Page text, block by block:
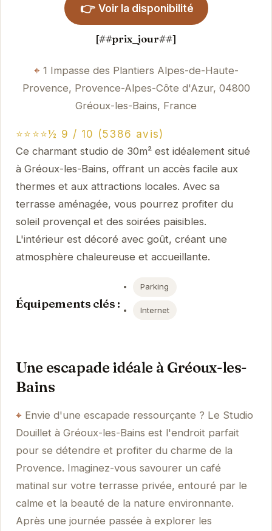
👉 Voir la disponibilité
[##prix_jour##]
1 Impasse des Plantiers Alpes-de-Haute-
Provence, Provence-Alpes-Côte d'Azur, 04800
Gréoux-les-Bains, France
⭐⭐⭐⭐½ 9 / 10 (5386 avis)
Ce charmant studio de 30m² est idéalement situé
à Gréoux-les-Bains, offrant un accès facile aux
thermes et aux attractions locales. Avec sa
terrasse aménagée, vous pourrez profiter du
soleil provençal et des soirées paisibles.
L'intérieur est décoré avec goût, créant une
atmosphère chaleureuse et accueillante.
Équipements clés :
Parking
Internet
Une escapade idéale à Gréoux-les-
Bains
Envie d'une escapade ressourçante ? Le Studio
Douillet à Gréoux-les-Bains est l'endroit parfait
pour se détendre et profiter du charme de la
Provence. Imaginez-vous savourer un café
matinal sur votre terrasse privée, entouré par le
calme et la beauté de la nature environnante.
Après une journée passée à explorer les